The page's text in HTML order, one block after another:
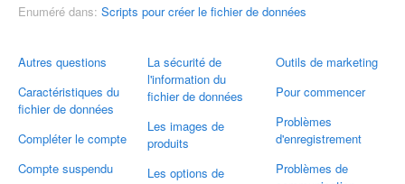
Autres questions
Caractéristiques du
fichier de données
Compléter le compte
Compte suspendu
La sécurité de
l'information du
fichier de données
Les images de
produits
Les options de
Outils de marketing
Pour commencer
Problèmes
d'enregistrement
Problèmes de
Enuméré dans: Scripts pour créer le fichier de données